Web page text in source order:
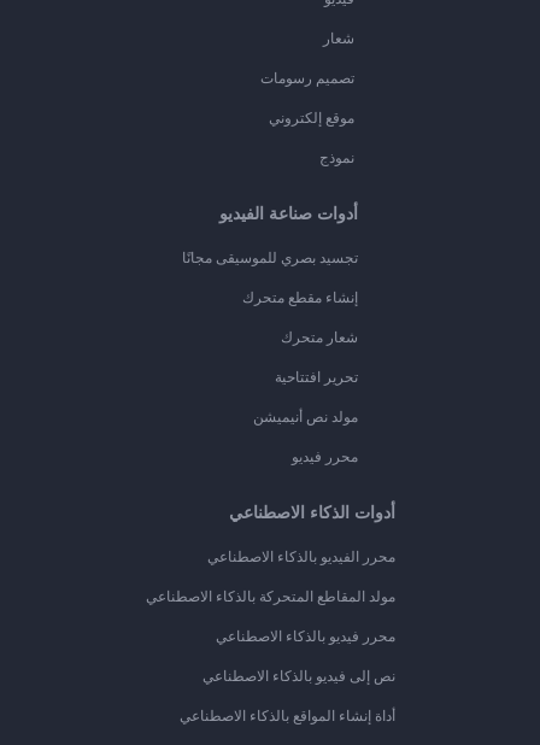
شعار
تصميم رسومات
موقع إلكتروني
نموذج
أدوات صناعة الفيديو
تجسيد بصري للموسيقى مجانًا
إنشاء مقطع متحرك
شعار متحرك
تحرير افتتاحية
مولد نص أنيميشن
محرر فيديو
أدوات الذكاء الاصطناعي
محرر الفيديو بالذكاء الاصطناعي
مولد المقاطع المتحركة بالذكاء الاصطناعي
محرر فيديو بالذكاء الاصطناعي
نص إلى فيديو بالذكاء الاصطناعي
أداة إنشاء المواقع بالذكاء الاصطناعي